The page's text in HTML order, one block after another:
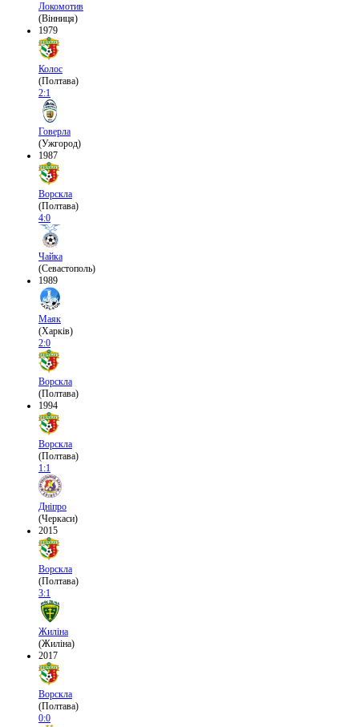
Локомотив
(Вінниця)
1979
Колос
(Полтава)
2:1
Говерла
(Ужгород)
1987
Ворскла
(Полтава)
4:0
Чайка
(Севастополь)
1989
Маяк
(Харків)
2:0
Ворскла
(Полтава)
1994
Ворскла
(Полтава)
1:1
Дніпро
(Черкаси)
2015
Ворскла
(Полтава)
3:1
Жиліна
(Жиліна)
2017
Ворскла
(Полтава)
0:0